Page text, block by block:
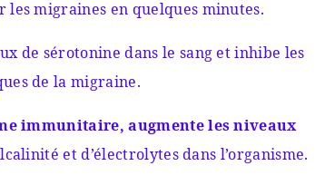
migraines en quelques minutes.
de sérotonine dans le sang et inhibe les
de la migraine.
immunitaire, augmente les niveaux
et d’électrolytes dans l’organisme.